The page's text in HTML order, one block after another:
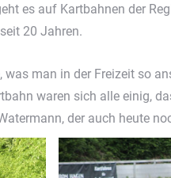
es auf Kartbahnen der
20 Jahren.
man in der Freizeit so
waren sich alle einig,
der auch heute